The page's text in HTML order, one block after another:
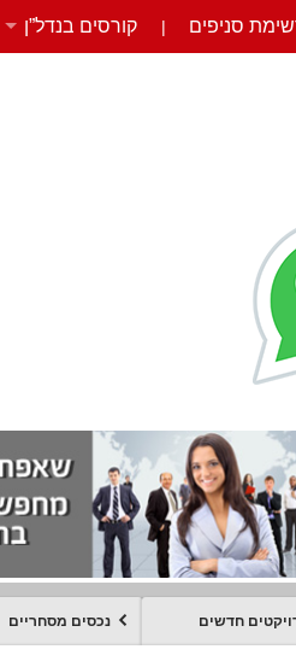
סניפים | קורסים בנדל”ן
חדשים נכסים מסחריים